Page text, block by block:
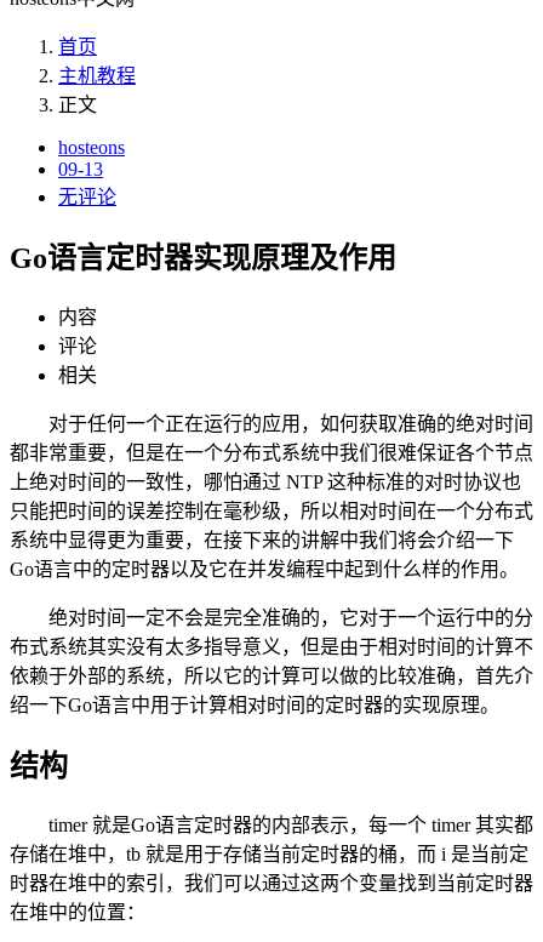
首页
主机教程
正文
hosteons
09-13
无评论
Go语言定时器实现原理及作用
内容
评论
相关
对于任何一个正在运行的应用，如何获取准确的绝对时间
都非常重要，但是在一个分布式系统中我们很难保证各个节点
上绝对时间的一致性，哪怕通过 NTP 这种标准的对时协议也
只能把时间的误差控制在毫秒级，所以相对时间在一个分布式
系统中显得更为重要，在接下来的讲解中我们将会介绍一下
Go语言中的定时器以及它在并发编程中起到什么样的作用。
绝对时间一定不会是完全准确的，它对于一个运行中的分
布式系统其实没有太多指导意义，但是由于相对时间的计算不
依赖于外部的系统，所以它的计算可以做的比较准确，首先介
绍一下Go语言中用于计算相对时间的定时器的实现原理。
结构
timer 就是Go语言定时器的内部表示，每一个 timer 其实都
存储在堆中，tb 就是用于存储当前定时器的桶，而 i 是当前定
时器在堆中的索引，我们可以通过这两个变量找到当前定时器
在堆中的位置：